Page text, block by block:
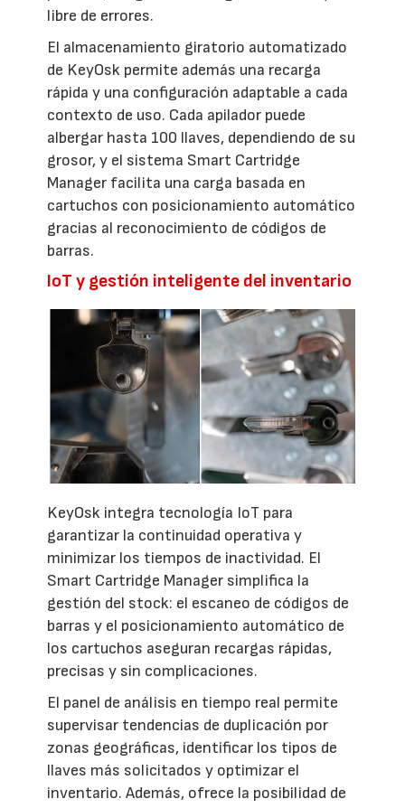
libre de errores.
El almacenamiento giratorio automatizado
de KeyOsk permite además una recarga
rápida y una configuración adaptable a cada
contexto de uso. Cada apilador puede
albergar hasta 100 llaves, dependiendo de su
grosor, y el sistema Smart Cartridge
Manager facilita una carga basada en
cartuchos con posicionamiento automático
gracias al reconocimiento de códigos de
barras.
IoT y gestión inteligente del inventario
KeyOsk integra tecnología IoT para
garantizar la continuidad operativa y
minimizar los tiempos de inactividad. El
Smart Cartridge Manager simplifica la
gestión del stock: el escaneo de códigos de
barras y el posicionamiento automático de
los cartuchos aseguran recargas rápidas,
precisas y sin complicaciones.
El panel de análisis en tiempo real permite
supervisar tendencias de duplicación por
zonas geográficas, identificar los tipos de
llaves más solicitados y optimizar el
inventario. Además, ofrece la posibilidad de